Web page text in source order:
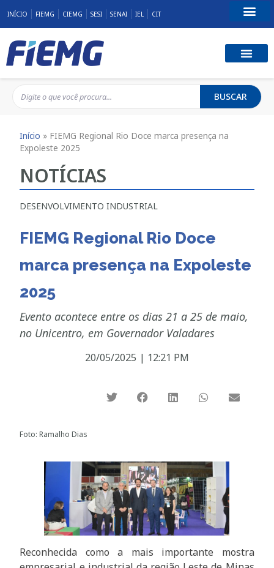
INÍCIO FIEMG CIEMG SESI SENAI IEL CIT
BUSCAR
Início » FIEMG Regional Rio Doce marca presença na
Expoleste 2025
NOTÍCIAS
DESENVOLVIMENTO INDUSTRIAL
FIEMG Regional Rio Doce
marca presença na Expoleste
2025
Evento acontece entre os dias 21 a 25 de maio,
no Unicentro, em Governador Valadares
20/05/2025 | 12:21 PM
Foto: Ramalho Dias
Reconhecida como a mais importante mostra